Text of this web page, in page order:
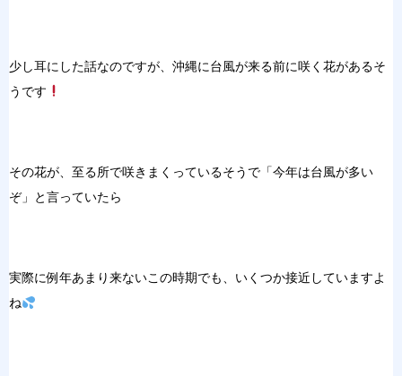
少し耳にした話なのですが、沖縄に台風が来る前に咲く花があるそ
うです
その花が、至る所で咲きまくっているそうで「今年は台風が多い
ぞ」と言っていたら
実際に例年あまり来ないこの時期でも、いくつか接近していますよ
ね